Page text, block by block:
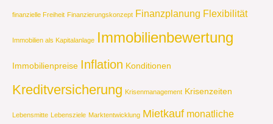
finanzielle Freiheit Finanzierungskonzept Finanzplanung Flexibilität
Immobilien als Kapitalanlage Immobilienbewertung
Immobilienpreise Inflation Konditionen
Kreditversicherung Krisenmanagement Krisenzeiten
Lebensmitte Lebensziele Marktentwicklung Mietkauf monatliche